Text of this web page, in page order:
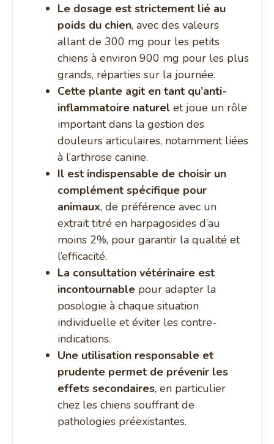
Le dosage est strictement lié au
poids du chien, avec des valeurs
allant de 300 mg pour les petits
chiens à environ 900 mg pour les plus
grands, réparties sur la journée.
Cette plante agit en tant qu’anti-
inflammatoire naturel et joue un rôle
important dans la gestion des
douleurs articulaires, notamment liées
à l’arthrose canine.
Il est indispensable de choisir un
complément spécifique pour
animaux, de préférence avec un
extrait titré en harpagosides d’au
moins 2%, pour garantir la qualité et
l’efficacité.
La consultation vétérinaire est
incontournable pour adapter la
posologie à chaque situation
individuelle et éviter les contre-
indications.
Une utilisation responsable et
prudente permet de prévenir les
effets secondaires, en particulier
chez les chiens souffrant de
pathologies préexistantes.